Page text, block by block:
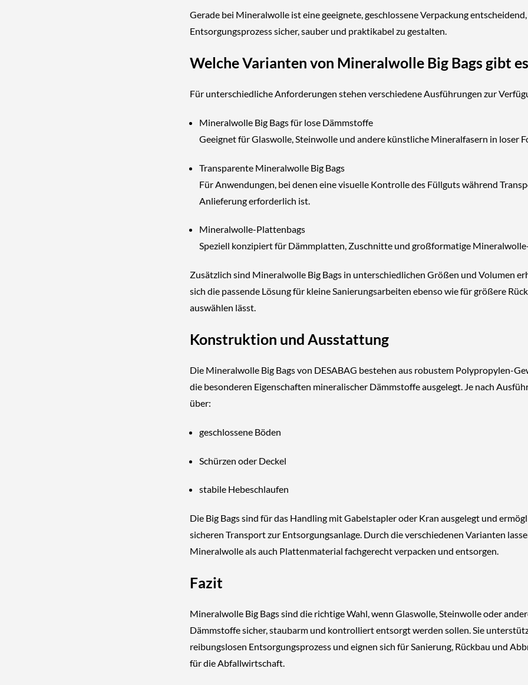
Gerade bei Mineralwolle ist einegeeignete, geschlossene Verpackung entscheidend
Entsorgungsprozess sicher, sauber und praktikabel zu gestalten.
Welche Varianten von Mineralwolle Big Bags gibt
Für unterschiedliche Anforderungen stehen verschiedene Ausführungen zur
Mineralwolle Big Bags für lose Dämmstoffe
Geeignet für Glaswolle, Steinwolle und andere künstliche Mineralfasern in loser
Transparente Mineralwolle Big Bags
Für Anwendungen, bei denen einevisuelle Kontrolle des Füllgutswährend
Anlieferung erforderlich ist.
Mineralwolle-Plattenbags
Speziell konzipiert für Dämmplatten, Zuschnitte und großformatige
Zusätzlich sind Mineralwolle Big Bags in unterschiedlichen Größen und Volumen
sich die passende Lösung für kleine Sanierungsarbeiten ebenso wie für größere
auswählen lässt.
Konstruktion und Ausstattung
Die Mineralwolle Big Bags von DESABAG bestehen aus robustem Polypropylen-
die besonderen Eigenschaften mineralischer Dämmstoffe ausgelegt. Je nach
über:
geschlossene Böden
Schürzen oder Deckel
stabile Hebeschlaufen
Die Big Bags sind für das Handling mitGabelstapler oder Kran ausgelegt und
sicheren Transport zur Entsorgungsanlage. Durch die verschiedenen Varianten
Mineralwolle als auch Plattenmaterial fachgerecht verpacken und entsorgen.
Fazit
Mineralwolle Big Bags sind die richtige Wahl,wenn Glaswolle, Steinwolle oder
Dämmstoffe sicher, staubarm und kontrolliert entsorgt werden sollen. Sie
reibungslosen Entsorgungsprozess und eignen sich für Sanierung, Rückbau und
für die Abfallwirtschaft.